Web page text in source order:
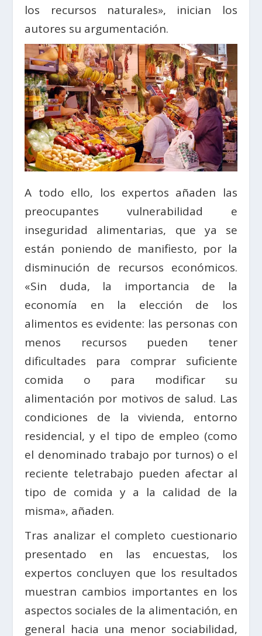
los recursos naturales», inician los
autores su argumentación.
A todo ello, los expertos añaden las
preocupantes vulnerabilidad e
inseguridad alimentarias, que ya se
están poniendo de manifiesto, por la
disminución de recursos económicos.
«Sin duda, la importancia de la
economía en la elección de los
alimentos es evidente: las personas con
menos recursos pueden tener
dificultades para comprar suficiente
comida o para modificar su
alimentación por motivos de salud. Las
condiciones de la vivienda, entorno
residencial, y el tipo de empleo (como
el denominado trabajo por turnos) o el
reciente teletrabajo pueden afectar al
tipo de comida y a la calidad de la
misma», añaden.
Tras analizar el completo cuestionario
presentado en las encuestas, los
expertos concluyen que los resultados
muestran cambios importantes en los
aspectos sociales de la alimentación, en
general hacia una menor sociabilidad,